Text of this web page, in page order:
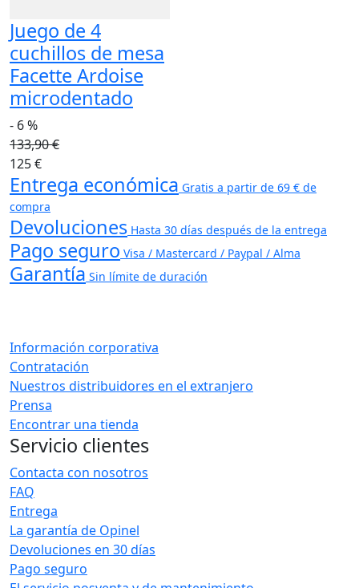
Juego de 4
cuchillos de mesa
Facette Ardoise
microdentado
- 6 %
133,90 €
125 €
Entrega económica Gratis a partir de 69 € de
compra
Devoluciones Hasta 30 días después de la entrega
Pago seguro Visa / Mastercard / Paypal / Alma
Garantía Sin límite de duración
Información corporativa
Contratación
Nuestros distribuidores en el extranjero
Prensa
Encontrar una tienda
Servicio clientes
Contacta con nosotros
FAQ
Entrega
La garantía de Opinel
Devoluciones en 30 días
Pago seguro